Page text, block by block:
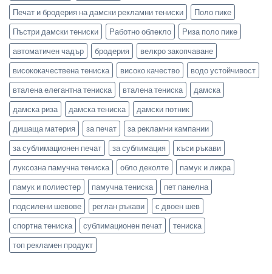
Печат и бродерия на дамски рекламни тениски
Поло пике
Пъстри дамски тениски
Работно облекло
Риза поло пике
автоматичен чадър
бродерия
велкро закопчаване
висококачествена тениска
високо качество
водо устойчивост
вталена елегантна тениска
вталена тениска
дамска
дамска риза
дамска тениска
дамски потник
дишаща материя
за печат
за рекламни кампании
за сублимационен печат
за сублимация
къси ръкави
луксозна памучна тениска
обло деколте
памук и ликра
памук и полиестер
памучна тениска
пет панелна
подсилени шевове
реглан ръкави
с двоен шев
спортна тениска
сублимационен печат
тениска
топ рекламен продукт